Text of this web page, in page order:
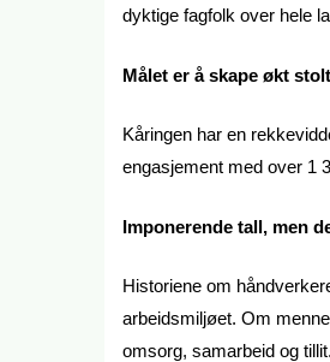
dyktige fagfolk over hele
Målet er å skape økt
Kåringen har en
engasjement med over 1
Imponerende tall, men
Historiene om
arbeidsmiljøet. Om
omsorg, samarbeid og tillit.